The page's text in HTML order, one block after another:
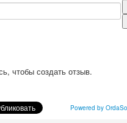
чтобы создать отзыв.
Powered by